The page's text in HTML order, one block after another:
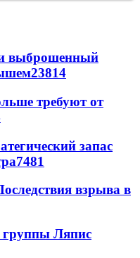
выброшенный
23814
требуют от
запас
7481
взрыва в
группы Ляпис